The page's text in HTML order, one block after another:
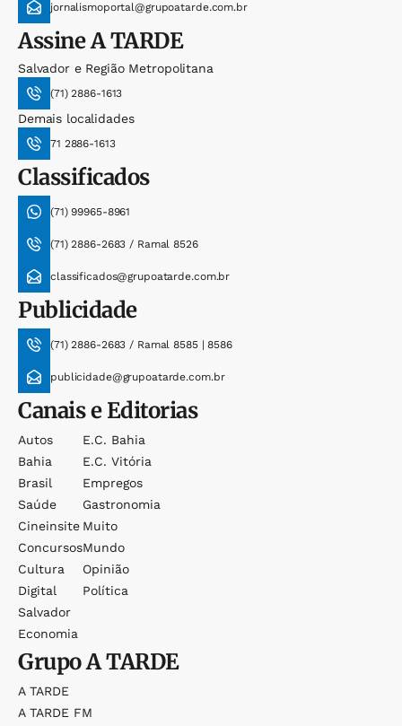
jornalismoportal@grupoatarde.com.br
AssineA TARDE
Salvador e Região Metropolitana
(71) 2886-1613
Demais localidades
71 2886-1613
Classificados
(71) 99965-8961
(71) 2886-2683 / Ramal 8526
classificados@grupoatarde.com.br
Publicidade
(71) 2886-2683 / Ramal 8585 | 8586
publicidade@grupoatarde.com.br
Canais e Editorias
Autos
Bahia
Brasil
Saúde
Cineinsite
Concursos
Cultura
Digital
Salvador
Economia
E.c. Bahia
E.c. Vitória
Empregos
Gastronomia
Muito
Mundo
Opinião
Política
GrupoA TARDE
A TARDE
A TARDE FM